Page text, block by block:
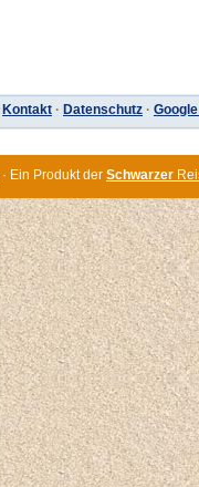
Kontakt · Datenschutz ·
· Ein Produkt der Schwarzer